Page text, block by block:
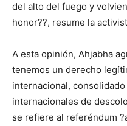
del alto del fuego y
honor??, resume la
A esta opinión, Ahjabha
tenemos un derecho
internacional,
internacionales de
se refiere al referéndum